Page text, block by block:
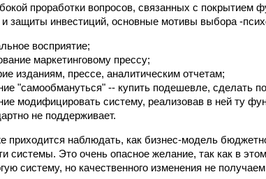
проработки вопросов, связанных с покрытием
и защиты инвестиций, основные мотивы выбора -
восприятие;
маркетинговому прессу;
изданиям, прессе, аналитическим отчетам;
"самообмануться" -- купить подешевле, сделать
модифицировать систему, реализовав в ней ту
не поддерживает.
приходится наблюдать, как бизнес-модель
системы. Это очень опасное желание, так как в
систему, но качественного изменения не